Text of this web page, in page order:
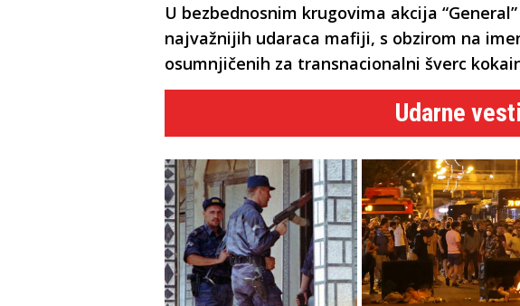
U bezbednosnim krugovima akcija
najvažnijih udaraca mafiji, s obzirom na
osumnjičenih za transnacionalni šverc
Udarne vesti